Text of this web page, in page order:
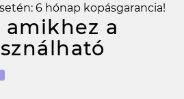
6 hónap kopásgarancia!
a